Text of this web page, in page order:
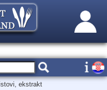
ekstrakt